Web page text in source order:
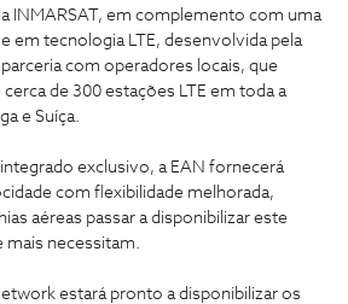
INMARSAT, em complemento com uma
em tecnologia LTE, desenvolvida pela
com operadores locais, que
de 300 estações LTE em toda a
e Suíça.
exclusivo, a EAN fornecerá
com flexibilidade melhorada,
aéreas passar a disponibilizar este
mais necessitam.
estará pronto a disponibilizar os